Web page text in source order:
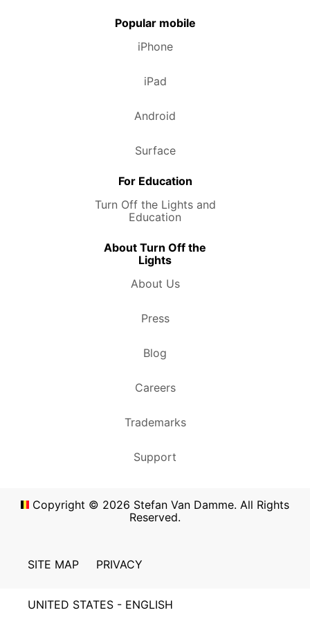
Popular mobile
iPhone
iPad
Android
Surface
For Education
Turn Off the Lights and
Education
About Turn Off the
Lights
About Us
Press
Blog
Careers
Trademarks
Support
Copyright © 2026 Stefan Van Damme. All Rights
Reserved.
SITE MAP PRIVACY
UNITED STATES - ENGLISH